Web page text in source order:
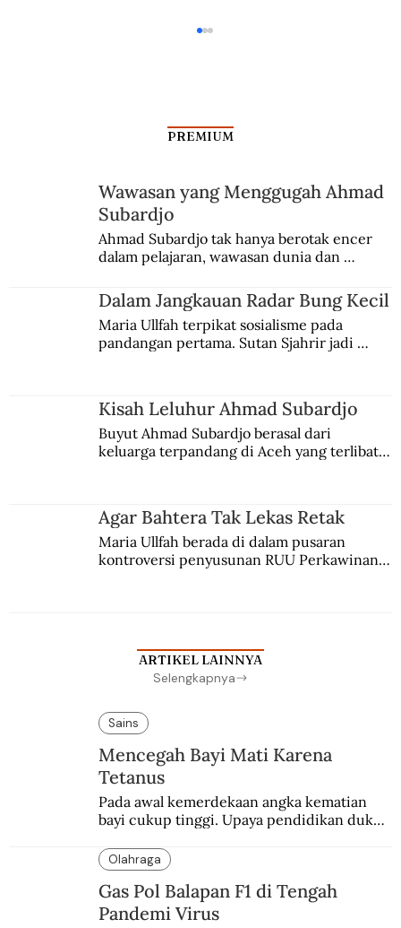
Usai Reformasi, Pocong Mendominasi
PREMIUM
Wawasan yang Menggugah Ahmad
Subardjo
Ahmad Subardjo tak hanya berotak encer
dalam pelajaran, wawasan dunia dan
Jules Verne, Multatuli, hingga Sun Yat-sen.
Dalam Jangkauan Radar Bung Kecil
Maria Ullfah terpikat sosialisme pada
pandangan pertama. Sutan Sjahrir jadi
Kisah Leluhur Ahmad Subardjo
Buyut Ahmad Subardjo berasal dari
keluarga terpandang di Aceh yang terlibat
Agar Bahtera Tak Lekas Retak
Maria Ullfah berada di dalam pusaran
kontroversi penyusunan RUU Perkawinan.
ARTIKEL LAINNYA
Selengkapnya
Sains
Mencegah Bayi Mati Karena
Tetanus
Pada awal kemerdekaan angka kematian
bayi cukup tinggi. Upaya pendidikan dukun
Olahraga
Gas Pol Balapan F1 di Tengah
Pandemi Virus